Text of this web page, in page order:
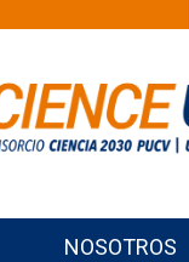
NOSOTROS